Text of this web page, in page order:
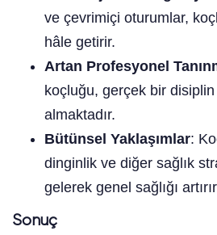
ve çevrimiçi oturumlar,
hâle getirir.
Artan Profesyonel
koçluğu, gerçek bir
almaktadır.
Bütünsel Yaklaşımlar:
dinginlik ve diğer sağlık
gelerek genel sağlığı
Sonuç